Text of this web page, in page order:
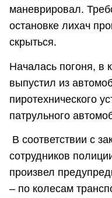
маневрировал.
остановке лихач
скрыться.
Началась погоня, в
выпустил из
пиротехнического
патрульного
В соответствии с
сотрудников
произвел
– по колесам